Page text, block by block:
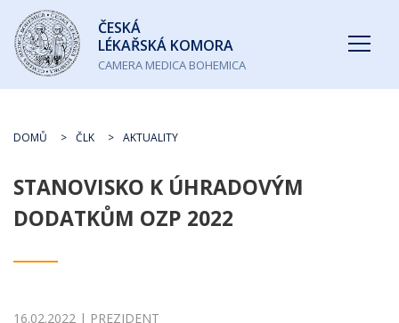
Česká
lékařská
komora
ČESKÁ
LÉKAŘSKÁ KOMORA
CAMERA MEDICA BOHEMICA
DOMŮ ČLK AKTUALITY
STANOVISKO K ÚHRADOVÝM
DODATKŮM OZP 2022
16.02.2022 | PREZIDENT